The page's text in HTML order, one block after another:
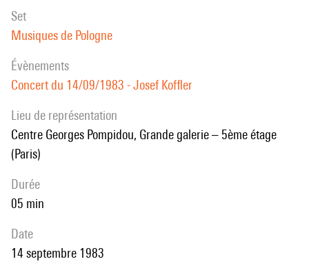
set
Musiques de Pologne
évènements
Concert du 14/09/1983 - Josef Koffler
Lieu de représentation
Centre Georges Pompidou, Grande galerie – 5ème étage
(Paris)
durée
05 min
date
14 septembre 1983